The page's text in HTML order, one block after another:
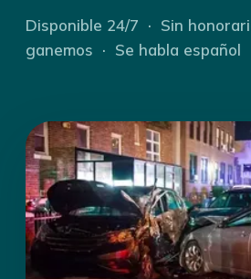
Disponible 24/7 · Sin
ganemos · Se habla español